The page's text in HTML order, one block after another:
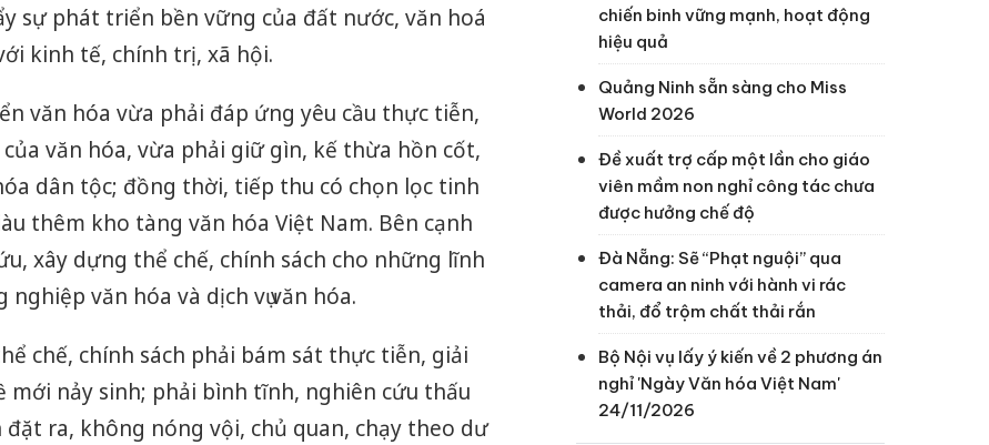
sự phát triển bền vững của đất nước, văn hoá
kinh tế, chính trị, xã hội.
văn hóa vừa phải đáp ứng yêu cầu thực tiễn,
văn hóa, vừa phải giữ gìn, kế thừa hồn cốt,
dân tộc; đồng thời, tiếp thu có chọn lọc tinh
thêm kho tàng văn hóa Việt Nam. Bên cạnh
xây dựng thể chế, chính sách cho những lĩnh
văn hóa và dịch vụ văn hóa.
chế, chính sách phải bám sát thực tiễn, giải
nảy sinh; phải bình tĩnh, nghiên cứu thấu
ra, không nóng vội, chủ quan, chạy theo dư
chiến binh vững mạnh, hoạt động
hiệu quả
Quảng Ninh sẵn sàng cho Miss
World 2026
Đề xuất trợ cấp một lần cho giáo
viên mầm non nghỉ công tác chưa
được hưởng chế độ
Đà Nẵng: Sẽ “Phạt nguội” qua
camera an ninh với hành vi rác
thải, đổ trộm chất thải rắn
Bộ Nội vụ lấy ý kiến về 2 phương án
nghỉ 'Ngày Văn hóa Việt Nam'
24/11/2026